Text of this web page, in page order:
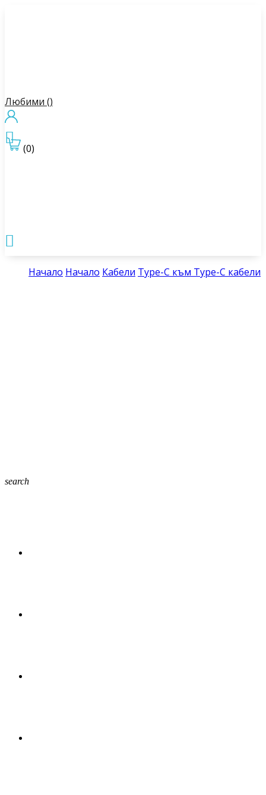
Любими ()
(0)


Начало Начало Кабели Type-C към Type-C кабели
search